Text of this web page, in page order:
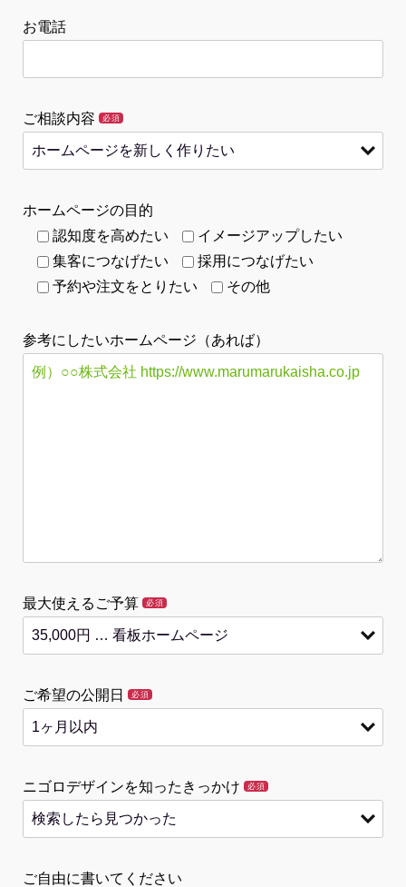
お電話
ご相談内容 必須
ホームページの目的
認知度を高めたい
イメージアップしたい
集客につなげたい
採用につなげたい
予約や注文をとりたい
その他
参考にしたいホームページ（あれば）
最大使えるご予算 必須
ご希望の公開日 必須
ニゴロデザインを知ったきっかけ 必須
ご自由に書いてください